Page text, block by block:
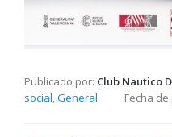
Publicado por: Club Nautico
social,General Fecha